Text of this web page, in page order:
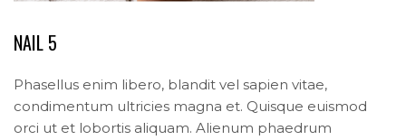
NAIL 5
Phasellus enim libero, blandit vel sapien vitae,
condimentum ultricies magna et. Quisque euismod
orci ut et lobortis aliquam. Alienum phaedrum